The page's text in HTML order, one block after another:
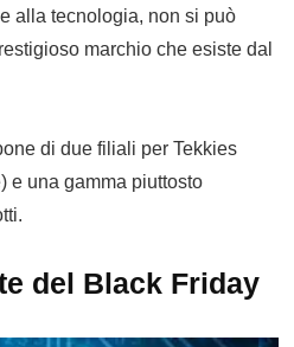
alla tecnologia, non si può
marchio che esiste dal
di due filiali per Tekkies
e una gamma piuttosto
del Black Friday